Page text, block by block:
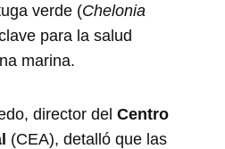
verde (Chelonia
para la salud
marina.
director delCentro
(CEA), detalló que las